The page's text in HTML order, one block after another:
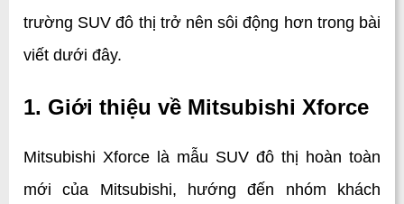
trường SUV đô thị trở nên sôi động hơn trong bài
viết dưới đây.
1. Giới thiệu về Mitsubishi Xforce
Mitsubishi Xforce là mẫu SUV đô thị hoàn toàn
mới của Mitsubishi, hướng đến nhóm khách